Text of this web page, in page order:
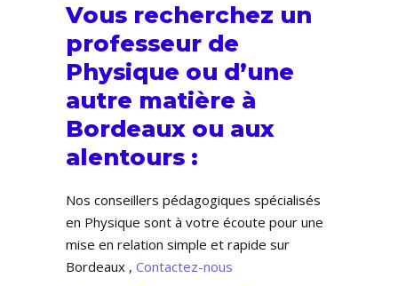
Vous recherchez un
professeur de
Physique ou d’une
autre matière à
Bordeaux ou aux
alentours :
Nos conseillers pédagogiques spécialisés
en Physique sont à votre écoute pour une
mise en relation simple et rapide sur
Bordeaux , Contactez-nous